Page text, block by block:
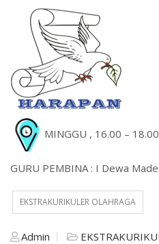
MINGGU , 16.00 –
GURU PEMBINA : I Dewa
EKSTRAKURIKULER OLAHRAGA
Admin